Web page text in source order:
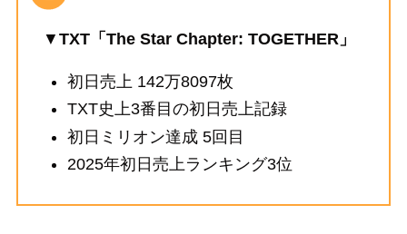
▼ TXT「The Star Chapter: TOGETHER」
初日売上 142万8097枚
TXT史上3番目の初日売上記録
初日ミリオン達成 5回目
2025年初日売上ランキング3位